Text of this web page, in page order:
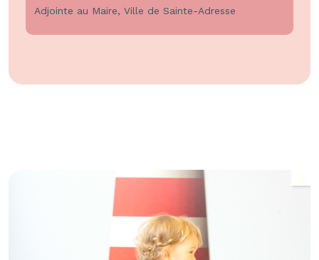
Adjointe au Maire, Ville de Sainte-Adresse